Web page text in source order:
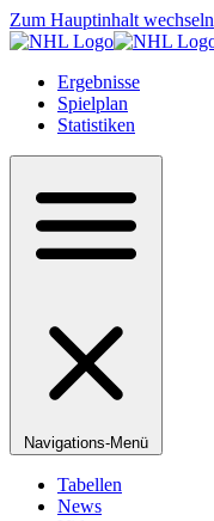
Zum Hauptinhalt wechseln
Ergebnisse
Spielplan
Statistiken
Navigations-Menü
Tabellen
News